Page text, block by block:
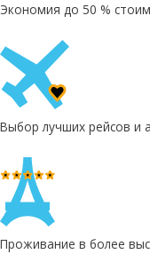
Экономия до 50 %
Выбор лучших рейсов и
Проживание в более